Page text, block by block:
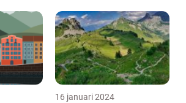
16 januari 2024